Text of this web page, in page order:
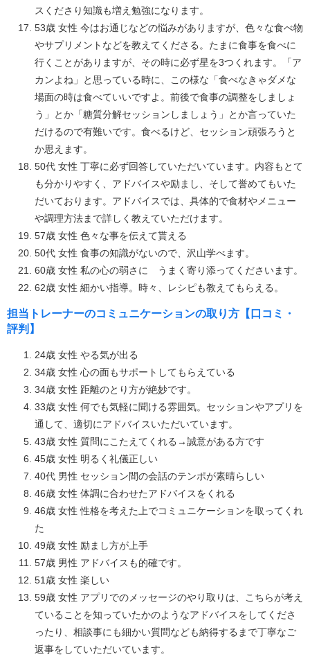
スくださり知識も増え勉強になります。
53歳 女性 今はお通じなどの悩みがありますが、色々な食べ物
やサプリメントなどを教えてくださる。たまに食事を食べに
行くことがありますが、その時に必ず星を3つくれます。「ア
カンよね」と思っている時に、この様な「食べなきゃダメな
場面の時は食べていいですよ。前後で食事の調整をしましょ
う」とか「糖質分解セッションしましょう」とか言っていた
だけるので有難いです。食べるけど、セッション頑張ろうと
か思えます。
50代 女性 丁寧に必ず回答していただいています。内容もとて
も分かりやすく、アドバイスや励まし、そして誉めてもいた
だいております。アドバイスでは、具体的で食材やメニュー
や調理方法まで詳しく教えていただけます。
57歳 女性 色々な事を伝えて貰える
50代 女性 食事の知識がないので、沢山学べます。
60歳 女性 私の心の弱さに うまく寄り添ってくださいます。
62歳 女性 細かい指導。時々、レシピも教えてもらえる。
担当トレーナーのコミュニケーションの取り方【口コミ・
評判】
24歳 女性 やる気が出る
34歳 女性 心の面もサポートしてもらえている
34歳 女性 距離のとり方が絶妙です。
33歳 女性 何でも気軽に聞ける雰囲気。セッションやアプリを
通して、適切にアドバイスいただいています。
43歳 女性 質問にこたえてくれる→誠意がある方です
45歳 女性 明るく礼儀正しい
40代 男性 セッション間の会話のテンポが素晴らしい
46歳 女性 体調に合わせたアドバイスをくれる
46歳 女性 性格を考えた上でコミュニケーションを取ってくれ
た
49歳 女性 励まし方が上手
57歳 男性 アドバイスも的確です。
51歳 女性 楽しい
59歳 女性 アプリでのメッセージのやり取りは、こちらが考え
ていることを知っていたかのようなアドバイスをしてくださ
ったり、相談事にも細かい質問なども納得するまで丁寧なご
返事をしていただいています。